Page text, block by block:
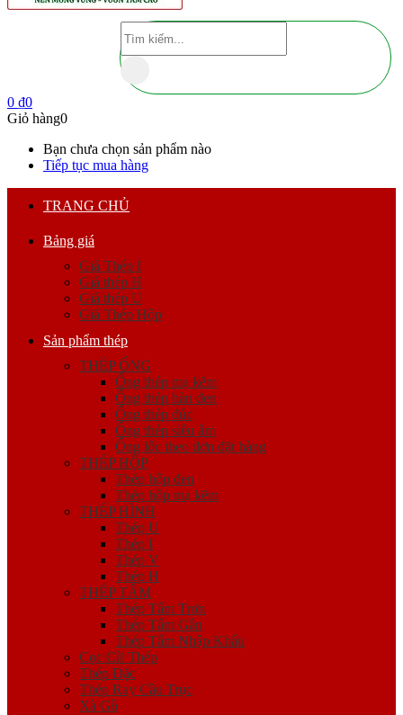
0 ₫0
Giỏ hàng0
Bạn chưa chọn sản phẩm nào
Tiếp tục mua hàng
TRANG CHỦ
Bảng giá
Giá Thép I
Giá thép H
Giá thép U
Giá Thép Hộp
Sản phẩm thép
THÉP ỐNG
Ống thép mạ kẽm
Ống thép hàn đen
Ống thép đúc
Ống thép siêu âm
Ống lốc theo đơn đặt hàng
THÉP HỘP
Thép hộp đen
Thép hộp mạ kẽm
THÉP HÌNH
Thép U
Thép I
Thép V
Thép H
THÉP TẤM
Thép Tấm Trơn
Thép Tấm Gân
Thép Tấm Nhập Khẩu
Cọc Cừ Thép
Thép Đặc
Thép Ray Cầu Trục
Xà Gồ